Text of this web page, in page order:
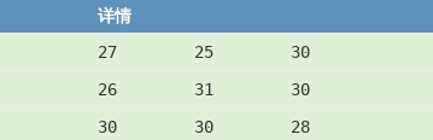
详情
27        25        30
26        31        30
30        30        28